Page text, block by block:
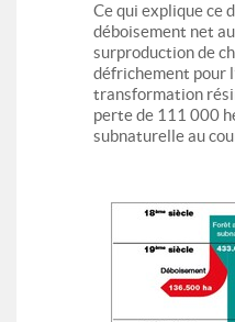
Ce qui explique ce
déboisement net
surproduction de
défrichement pour
transformation
perte de 111 000
subnaturelle au